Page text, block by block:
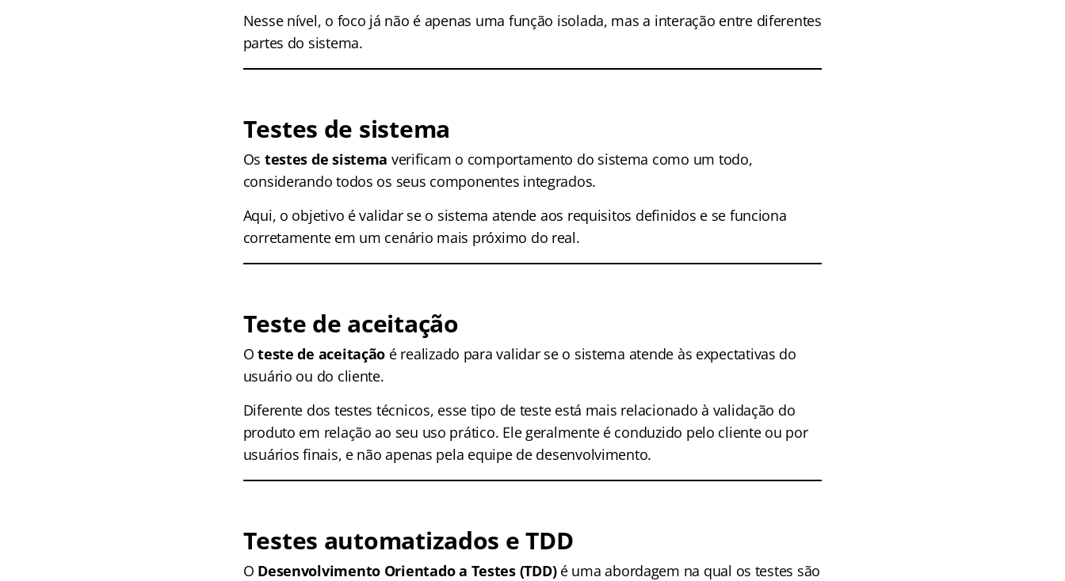
Nesse nível, o foco já não é apenas uma função isolada, mas a interação entre diferentes
partes do sistema.
Testes de sistema
Os testes de sistema verificam o comportamento do sistema como um todo,
considerando todos os seus componentes integrados.
Aqui, o objetivo é validar se o sistema atende aos requisitos definidos e se funciona
corretamente em um cenário mais próximo do real.
Teste de aceitação
Oteste de aceitação é realizado para validar se o sistema atende às expectativas do
usuário ou do cliente.
Diferente dos testes técnicos, esse tipo de teste está mais relacionado à validação do
produto em relação ao seu uso prático. Ele geralmente é conduzido pelo cliente ou por
usuários finais, e não apenas pela equipe de desenvolvimento.
Testes automatizados e TDD
O Desenvolvimento Orientado a Testes (TDD)é uma abordagem na qual os testes são